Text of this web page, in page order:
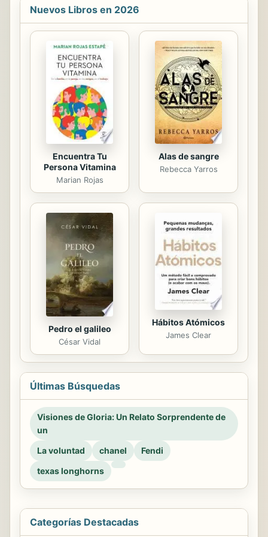
Gonzalo López Pardo. Valparaíso se
quema todos los años. Si bien se ha
especulado mucho acerca de la
intencionalidad de aquellos
desastres, sin señalar a nadie en
concreto, aunque se nombran
pirómanos y narcotraficantes; hasta
ahora sus presencias son solo
fantasmales. En Piromancia, López
Pardo se adentra en los...
Nuevos Libros en 2026
Encuentra Tu
Persona Vitamina
Marian Rojas
Alas de sangre
Rebecca Yarros
Pedro el galileo
César Vidal
Hábitos Atómicos
James Clear
Últimas Búsquedas
Visiones de Gloria: Un Relato Sorprendente de
un
La voluntad
chanel
Fendi
texas longhorns
Categorías Destacadas